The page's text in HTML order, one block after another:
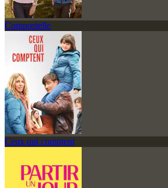
Compostelle
Ceux qui comptent